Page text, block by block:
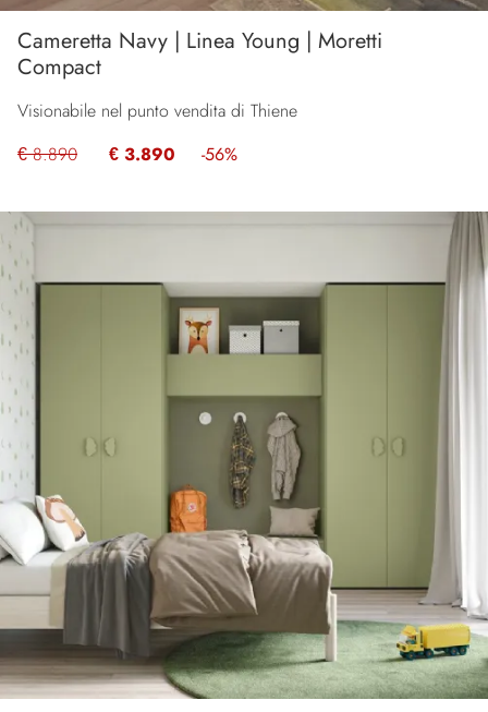
Cameretta Navy | Linea Young | Moretti
Compact
Visionabile nel punto vendita di Thiene
€ 8.890
€ 3.890 -56%